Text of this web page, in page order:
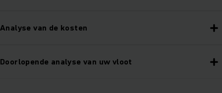
Analyse van de kosten
Doorlopende analyse van uw vloot